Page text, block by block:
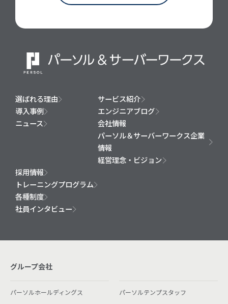
選ばれる理由
サービス紹介
導入事例
エンジニアブログ
ニュース
会社情報
パーソル＆サーバーワークス企業
情報
経営理念・ビジョン
採用情報
トレーニングプログラム
各種制度
社員インタビュー
グループ会社
パーソルホールディングス パーソルテンプスタッフ